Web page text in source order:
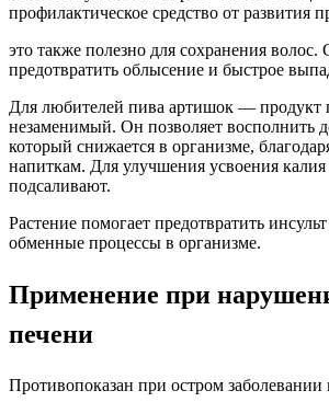
профилактическое средство от развития
это также полезно для сохранения волос.
предотвратить облысение и быстрое
Для любителей пива артишок — продукт
незаменимый. Он позволяет восполнить
который снижается в организме,
напиткам. Для улучшения усвоения калия
подсаливают.
Растение помогает предотвратить
обменные процессы в организме.
Применение при
печени
Противопоказан при остром заболевании